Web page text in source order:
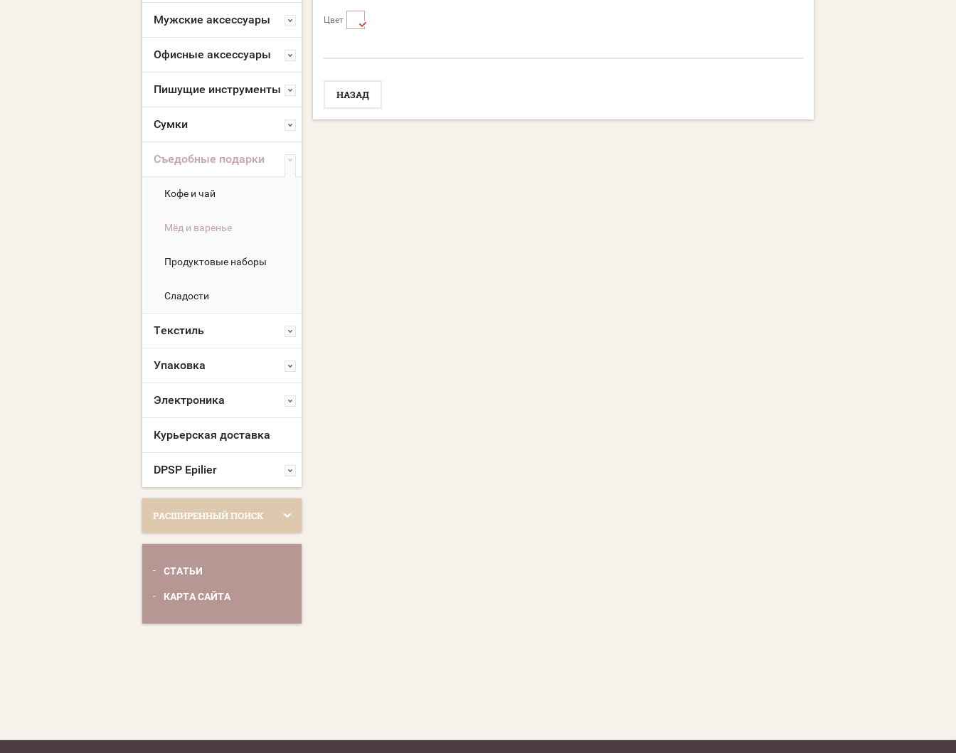
Мужские аксессуары
Офисные аксессуары
Пишущие инструменты
Сумки
Съедобные подарки
Кофе и чай
Мёд и варенье
Продуктовые наборы
Сладости
Текстиль
Упаковка
Электроника
Курьерская доставка
DPSP Epilier
РАСШИРЕННЫЙ ПОИСК
СТАТЬИ
КАРТА САЙТА
Цвет
НАЗАД